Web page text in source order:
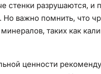
стенки разрушаются, и
важно помнить, что
таких как
ценности